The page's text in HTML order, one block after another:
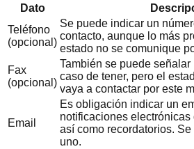
Dato
Teléfono
(opcional)
Se puede indicar un
contacto, aunque lo más
estado no se comunique
Fax
(opcional)
También se puede señalar
caso de tener, pero el
vaya a contactar por este
Email
Es obligación indicar un
notificaciones electrónicas
así como recordatorios.
uno.